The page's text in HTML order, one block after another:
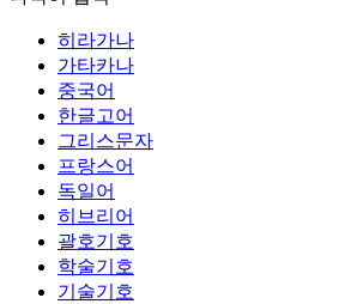
히라가나
가타카나
중국어
한글고어
그리스문자
프랑스어
독일어
히브리어
괄호기호
학술기호
기술기호